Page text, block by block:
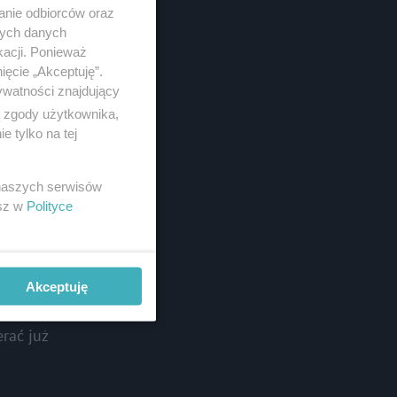
miał
już
odbiorców oraz
danych
Ponieważ
„Akceptuję”.
znajdujący
użytkownika,
tylko na tej
serwisów
w Polityce
Akceptuję